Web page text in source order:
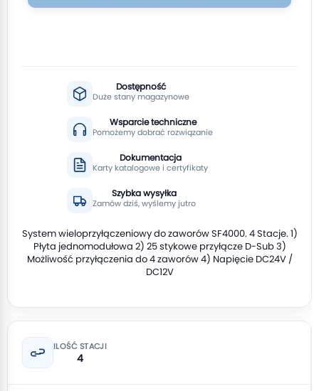
Dostępność
Duże stany magazynowe
Wsparcie techniczne
Pomożemy dobrać rozwiązanie
Dokumentacja
Karty katalogowe i certyfikaty
Szybka wysyłka
Zamów dziś, wyślemy jutro
System wieloprzyłączeniowy do zaworów SF4000. 4 Stacje. 1)
Płyta jednomodułowa 2) 25 stykowe przyłącze D-Sub 3)
Możliwość przyłączenia do 4 zaworów 4) Napięcie DC24V /
DC12V
ILOŚĆ STACJI
4